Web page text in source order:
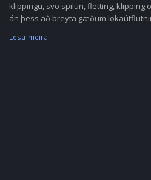
klippingu, svo spilun, fletting, klipping
án þess að breyta gæðum
Lesa meira